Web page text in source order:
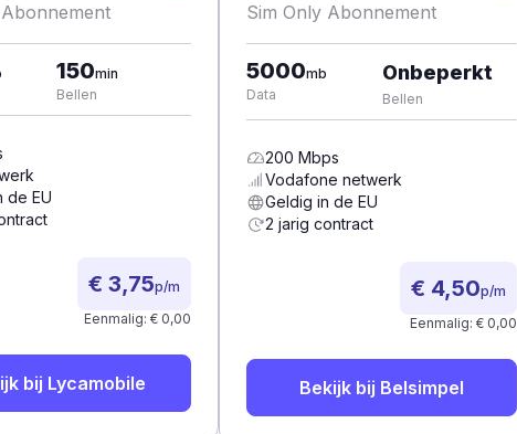
150min
Bellen
de EU
€ 3,75p/m
Eenmalig: € 0,00
bij Lycamobile
Sim Only Abonnement
5000mb
Data
Onbeperkt
Bellen
200 Mbps
Vodafone netwerk
Geldig in de EU
2 jarig contract
€ 4,50p/m
Eenmalig: € 0,00
Bekijk bij Belsimpel